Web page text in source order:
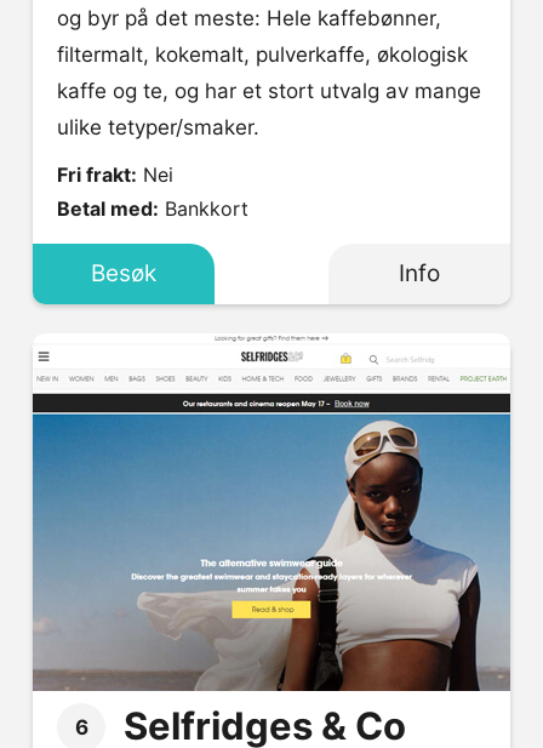
og byr på det meste: Hele kaffebønner,
filtermalt, kokemalt, pulverkaffe, økologisk
kaffe og te, og har et stort utvalg av mange
ulike tetyper/smaker.
Fri frakt: Nei
Betal med: Bankkort
Besøk Info
6 Selfridges & Co